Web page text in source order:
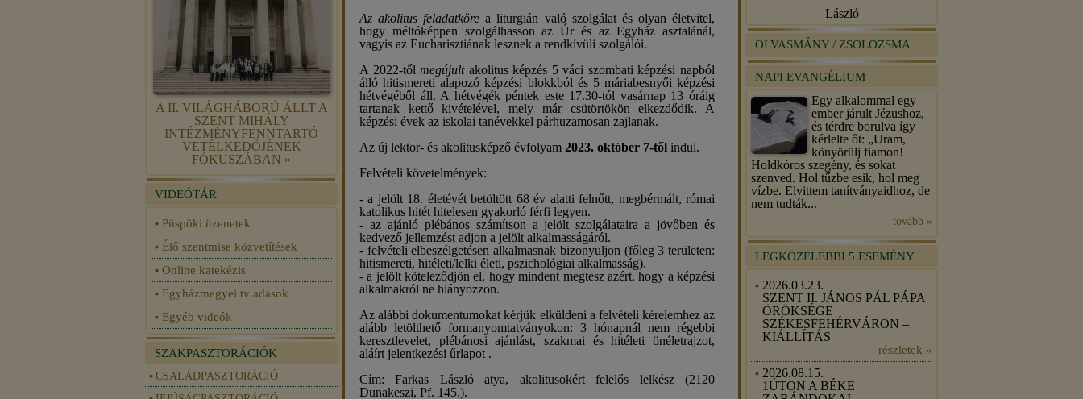
A II. VILÁGHÁBORÚ ÁLLT A
SZENT MIHÁLY
INTÉZMÉNYFENNTARTÓ
VETÉLKEDŐJÉNEK
FÓKUSZÁBAN »
VIDEÓTÁR
Püspöki üzenetek
Élő szentmise közvetítések
Online katekézis
Egyházmegyei tv adások
Egyéb videók
SZAKPASZTORÁCIÓK
CSALÁDPASZTORÁCIÓ
Az akolitus feladatköre a liturgián való szolgálat és olyan életvitel,
hogy méltóképpen szolgálhasson az Úr és az Egyház asztalánál,
vagyis az Eucharisztiának lesznek a rendkívüli szolgálói.
A 2022-től megújultakolitus képzés 5 váci szombati képzési napból
álló hitismereti alapozó képzési blokkból és 5 máriabesnyői képzési
hétvégéből áll. A hétvégék péntek este 17.30-tól vasárnap 13 óráig
tartanak kettő kivételével, mely már csütörtökön elkezdődik. A
képzési évek az iskolai tanévekkel párhuzamosan zajlanak.
Az új lektor- és akolitusképző évfolyam 2023. október 7-től indul.
Felvételi követelmények:
- a jelölt 18. életévét betöltött 68 év alatti felnőtt, megbérmált, római
katolikus hitét hitelesen gyakorló férfi legyen.
- az ajánló plébános számítson a jelölt szolgálataira a jövőben és
kedvező jellemzést adjon a jelölt alkalmasságáról.
- felvételi elbeszélgetésen alkalmasnak bizonyuljon (főleg 3 területen:
hitismereti, hitéleti/lelki életi, pszichológiai alkalmasság).
- a jelölt köteleződjön el, hogy mindent megtesz azért, hogy a képzési
alkalmakról ne hiányozzon.
Az alábbi dokumentumokat kérjük elküldeni a felvételi kérelemhez az
alább letölthető formanyomtatványokon: 3 hónapnál nem régebbi
keresztlevelet, plébánosi ajánlást, szakmai és hitéleti önéletrajzot,
aláírt jelentkezési űrlapot .
Cím: Farkas László atya, akolitusokért felelős lelkész (2120
Dunakeszi, Pf. 145.).
László
OLVASMÁNY / ZSOLOZSMA
NAPI EVANGÉLIUM
Egy alkalommal egy
ember járult Jézushoz,
és térdre borulva így
kérlelte őt: „Uram,
könyörülj fiamon!
Holdkóros szegény, és sokat
szenved. Hol tűzbe esik, hol meg
vízbe. Elvittem tanítványaidhoz, de
nem tudták...
tovább »
LEGKÖZELEBBI 5 ESEMÉNY
2026.03.23.
SZENT II. JÁNOS PÁL PÁPA
ÖRÖKSÉGE
SZÉKESFEHÉRVÁRON –
KIÁLLÍTÁS
részletek »
2026.08.15.
1ÚTON A BÉKE